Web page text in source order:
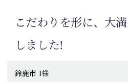
こだわりを形に、大
しました!
鈴鹿市 I様